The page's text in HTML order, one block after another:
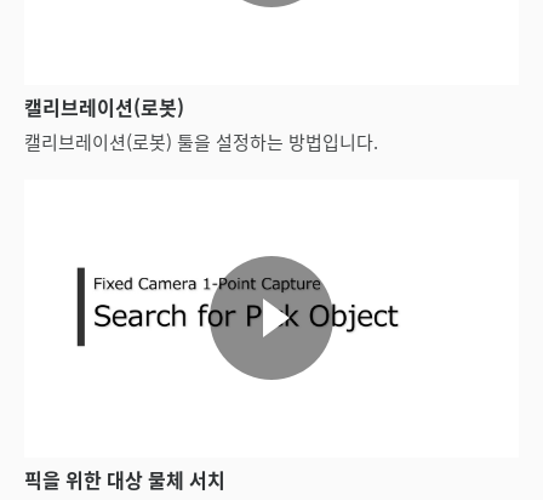
캘리브레이션(로봇)
캘리브레이션(로봇) 툴을 설정하는 방법입니다.
픽을 위한 대상 물체 서치